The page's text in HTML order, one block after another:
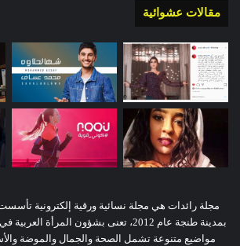
مقالات عشوائية
مجلة رائدات هي مجلة نسائية ورقية إلكترونية
بمدينة طنجة عام 2012، تعنى بشؤون
مواضيع متنوعة تشمل الصحة والجمال والموضة